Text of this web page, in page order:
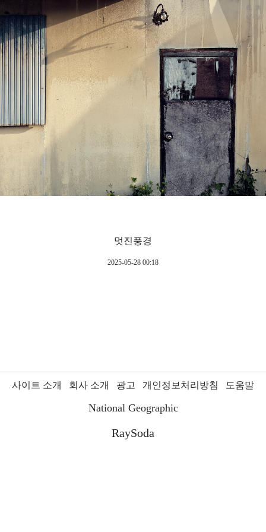
멋진풍경
2025-05-28 00:18
사이트 소개 회사 소개 광고 개인정보처리방침 도움말
National Geographic
RaySoda